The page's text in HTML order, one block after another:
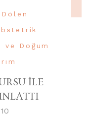
ve Doğum
İLE